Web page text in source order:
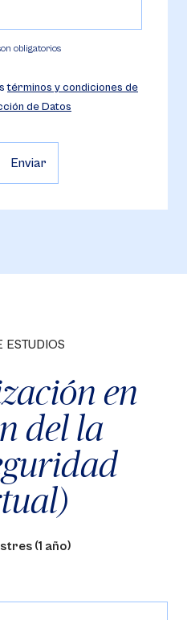
obligatorios
términos y condiciones de
de Datos
ESTUDIOS
en
del la
(1 año)